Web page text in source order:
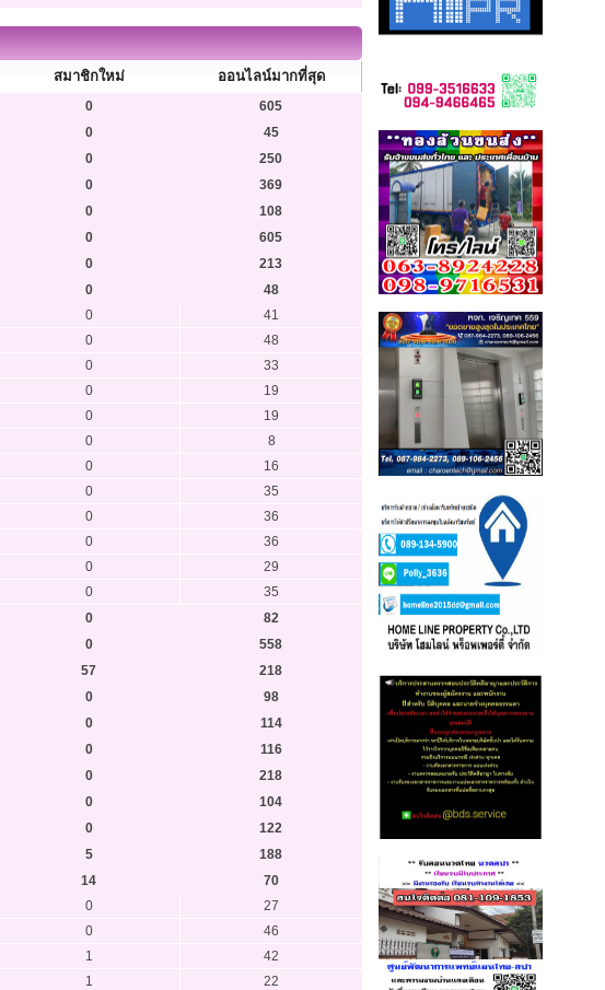
สมาชิกใหม่ ออนไลน์มากที่สุด
0
605
0
45
0
250
0
369
0
108
0
605
0
213
0
48
0
41
0
48
0
33
0
19
0
19
0
8
0
16
0
35
0
36
0
36
0
29
0
35
0
82
0
558
57
218
0
98
0
114
0
116
0
218
0
104
0
122
5
188
14
70
0
27
0
46
1
42
1
22